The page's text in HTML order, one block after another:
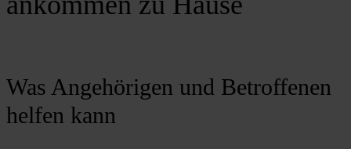
Was Angehörigen und Betroffenen
helfen kann